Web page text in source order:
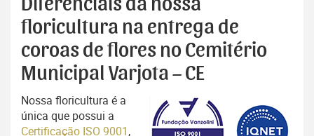
Diferenciais da nossa
floricultura na entrega de
coroas de flores no Cemitério
Municipal Varjota – CE
Nossa floricultura é a
única que possui a
Certificação ISO 9001,